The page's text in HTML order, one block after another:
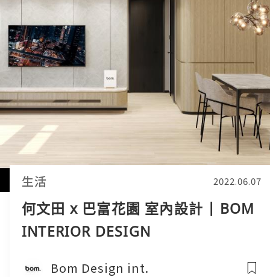
生活 2022.06.07
何文田 x 巴富花園 室內設計 | BOM
INTERIOR DESIGN
Bom Design int.